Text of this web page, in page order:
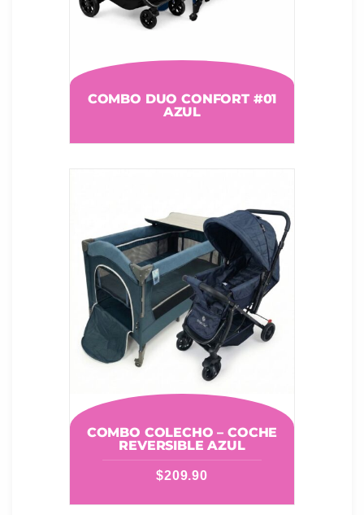
COMBO DUO CONFORT #01
AZUL
COMBO COLECHO – COCHE
REVERSIBLE AZUL
$209.90